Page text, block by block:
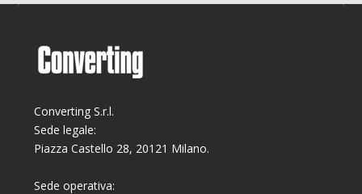
Converting S.r.l.
Sede legale:
Piazza Castello 28, 20121 Milano.
Sede operativa: